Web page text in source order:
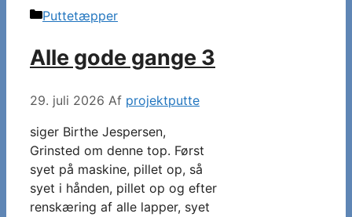
Kategorier
Puttetæpper
Alle gode gange 3
29. juli 2026 Af projektputte
siger Birthe Jespersen,
Grinsted om denne top. Først
syet på maskine, pillet op, så
syet i hånden, pillet op og efter
renskæring af alle lapper, syet